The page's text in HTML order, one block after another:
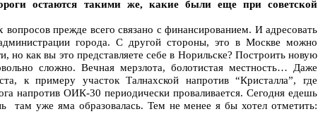
остаются такими же, какие были еще при советской
прежде всего связано с финансированием. И адресовать
города. С другой стороны, это в Москве можно
но как вы это представляете себе в Норильске? Построить новую
сложно. Вечная мерзлота, болотистая местность… Даже
к примеру участок Талнахской напротив “Кристалла”, где
напротив ОИК-30 периодически проваливается. Сегодня едешь
там уже яма образовалась. Тем не менее я бы хотел отметить: